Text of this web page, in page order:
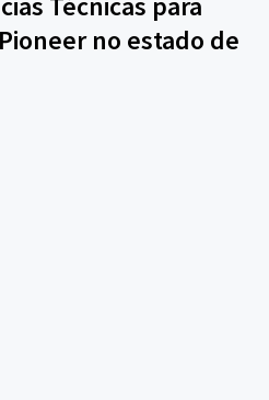
no estado de